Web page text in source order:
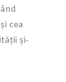
cea
și-